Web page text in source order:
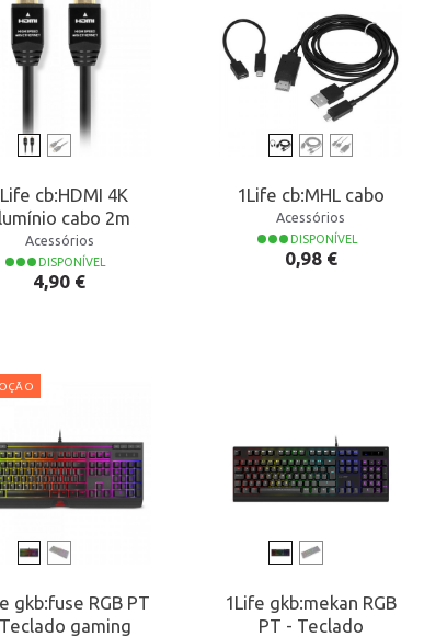
cb:HDMI 4K
cabo 2m
Acessórios
DISPONÍVEL
Preço
4,90 €
1Life cb:MHL cabo
Acessórios
DISPONÍVEL
Preço
0,98 €
gkb:fuse RGB PT
gaming
1Life gkb:mekan RGB
PT - Teclado